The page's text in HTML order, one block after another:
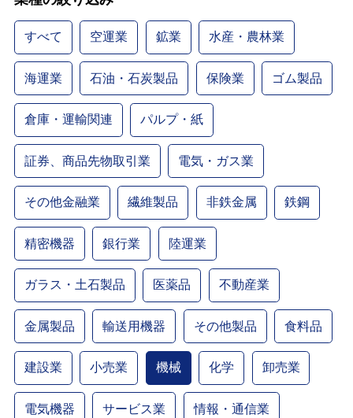
すべて 空運業 鉱業 水産・農林業
海運業 石油・石炭製品 保険業 ゴム製品
倉庫・運輸関連 パルプ・紙
証券、商品先物取引業 電気・ガス業
その他金融業 繊維製品 非鉄金属 鉄鋼
精密機器 銀行業 陸運業
ガラス・土石製品 医薬品 不動産業
金属製品 輸送用機器 その他製品 食料品
建設業 小売業 機械 化学 卸売業
電気機器 サービス業 情報・通信業